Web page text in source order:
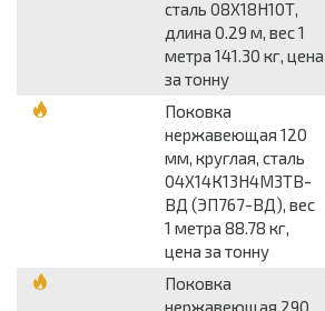
сталь 08Х18Н10Т,
длина 0.29 м, вес 1
метра 141.30 кг, цена
за тонну
Поковка
нержавеющая 120
мм, круглая, сталь
04Х14К13Н4М3ТВ-
ВД (ЭП767-ВД), вес
1 метра 88.78 кг,
цена за тонну
Поковка
нержавеющая 290